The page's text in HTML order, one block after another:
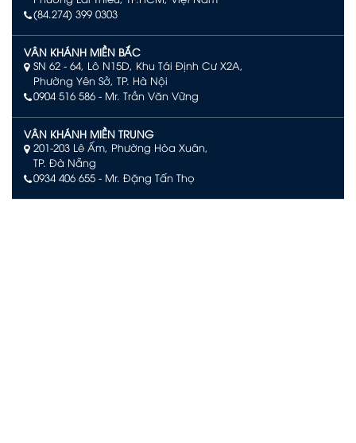
(84.274) 399 0303
VÂN KHÁNH MIỀN BẮC
SN 62 - 64, Lô N15D, Khu Tái Định Cư X2A,
Phường Yên Sở, TP. Hà Nội
0904 516 586 - Mr. Trần Văn Vững
VÂN KHÁNH MIỀN TRUNG
201-203 Lê Ấm, Phường Hòa Xuân,
TP. Đà Nẵng
0934 406 655 - Mr. Đặng Tấn Thọ